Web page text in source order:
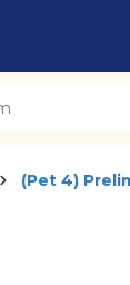
(Pet 4)